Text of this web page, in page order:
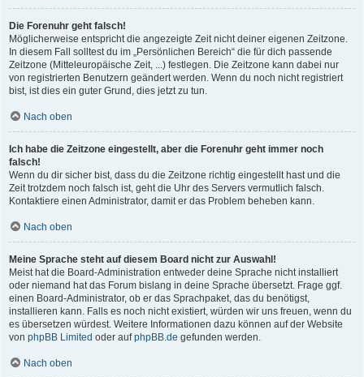
Die Forenuhr geht falsch!
Möglicherweise entspricht die angezeigte Zeit nicht deiner eigenen Zeitzone.
In diesem Fall solltest du im „Persönlichen Bereich“ die für dich passende
Zeitzone (Mitteleuropäische Zeit, ...) festlegen. Die Zeitzone kann dabei nur
von registrierten Benutzern geändert werden. Wenn du noch nicht registriert
bist, ist dies ein guter Grund, dies jetzt zu tun.
Nach oben
Ich habe die Zeitzone eingestellt, aber die Forenuhr geht immer noch
falsch!
Wenn du dir sicher bist, dass du die Zeitzone richtig eingestellt hast und die
Zeit trotzdem noch falsch ist, geht die Uhr des Servers vermutlich falsch.
Kontaktiere einen Administrator, damit er das Problem beheben kann.
Nach oben
Meine Sprache steht auf diesem Board nicht zur Auswahl!
Meist hat die Board-Administration entweder deine Sprache nicht installiert
oder niemand hat das Forum bislang in deine Sprache übersetzt. Frage ggf.
einen Board-Administrator, ob er das Sprachpaket, das du benötigst,
installieren kann. Falls es noch nicht existiert, würden wir uns freuen, wenn du
es übersetzen würdest. Weitere Informationen dazu können auf der Website
von phpBB Limited oder aufphpBB.de gefunden werden.
Nach oben